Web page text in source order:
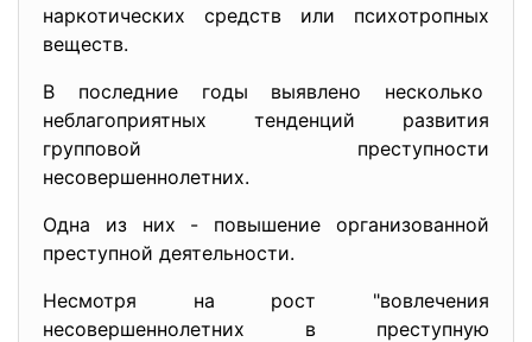
наркотических средств или психотропных
веществ.
В последние годы выявлено несколько
неблагоприятных тенденций развития
групповой преступности
несовершеннолетних.
Одна из них - повышение организованной
преступной деятельности.
Несмотря на рост "вовлечения
несовершеннолетних в преступную